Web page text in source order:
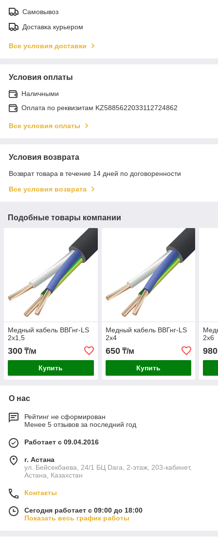
Самовывоз
Доставка курьером
Все условия доставки
Условия оплаты
Наличными
Оплата по реквизитам KZ5885622033112724862
Все условия оплаты
Условия возврата
Возврат товара в течение 14 дней по договоренности
Все условия возврата
Подобные товары компании
Медный кабель ВВГнг-LS
2х1,5
300 ₸/м
Купить
Медный кабель ВВГнг-LS
2х4
650₸/м
Купить
2х6
980
О нас
Рейтинг не сформирован
Менее 5 отзывов за последний год
Работает с 09.04.2016
г. Астана
ул. Бейсекбаева, 24/1 БЦ Dara, 2-этаж, 203-кабинет,
Астана, Казахстан
Контакты
Сегодня работает с 09:00 до 18:00
Показать весь график работы